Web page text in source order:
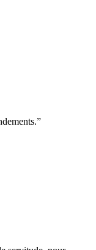
”